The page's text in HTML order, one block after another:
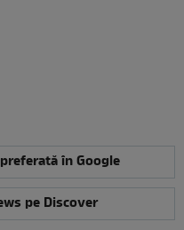
în Google
pe Discover